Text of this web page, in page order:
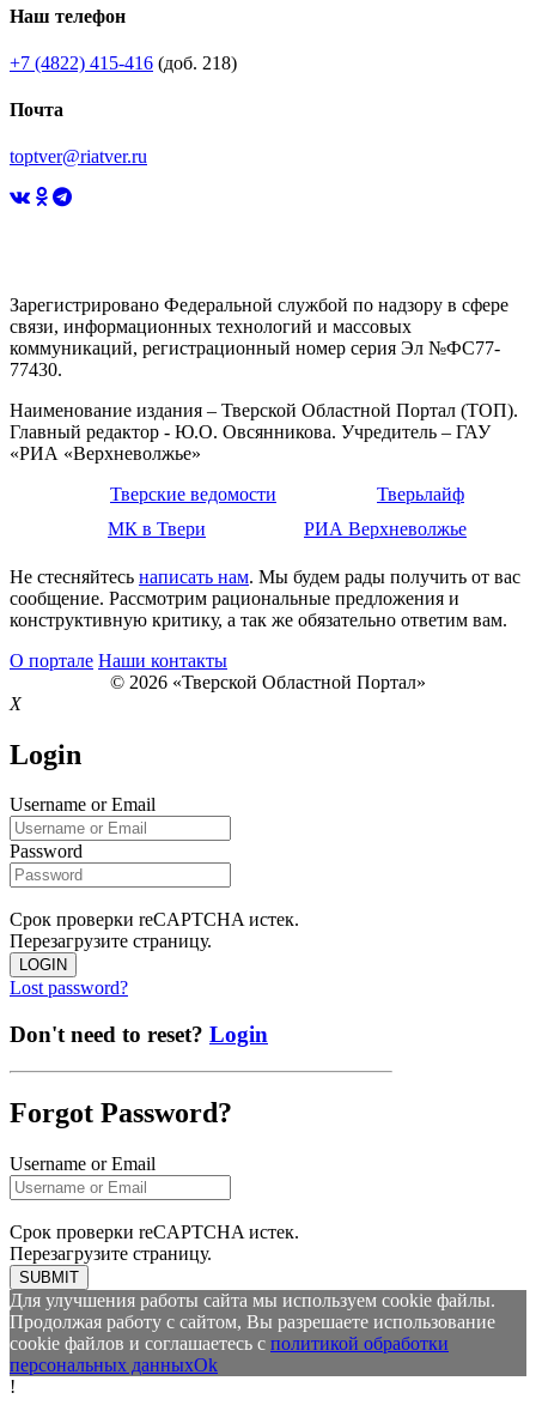
Наш телефон
+7 (4822) 415-416 (доб. 218)
Почта
toptver@riatver.ru
Зарегистрировано Федеральной службой по надзору в сфере
связи, информационных технологий и массовых
коммуникаций, регистрационный номер серия Эл №ФС77-
77430.
Наименование издания – Тверской Областной Портал (ТОП).
Главный редактор - Ю.О. Овсянникова. Учредитель – ГАУ
«РИА «Верхневолжье»
Тверские ведомости
Тверьлайф
МК в Твери
РИА Верхневолжье
Не стесняйтесь написать нам. Мы будем рады получить от вас
сообщение. Рассмотрим рациональные предложения и
конструктивную критику, а так же обязательно ответим вам.
О портале Наши контакты
© 2026 «Тверской Областной Портал»
X
Login
Username or Email
Password
Срок проверки reCAPTCHA истек.
Перезагрузите страницу.
LOGIN
Lost password?
Don't need to reset? Login
Forgot Password?
Username or Email
Срок проверки reCAPTCHA истек.
Перезагрузите страницу.
SUBMIT
Для улучшения работы сайта мы используем cookie файлы.
Продолжая работу с сайтом, Вы разрешаете использование
cookie файлов и соглашаетесь с политикой обработки
персональных данныхOk
!